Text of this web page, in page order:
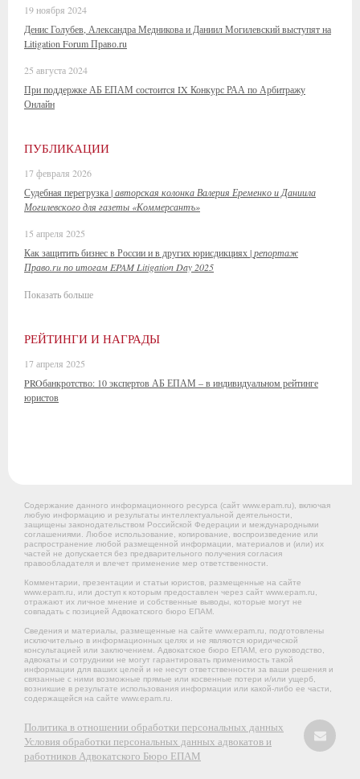
19 ноября 2024
Денис Голубев, Александра Медникова и Даниил Могилевский выступят на
Litigation Forum Право.ru
25 августа 2024
При поддержке АБ ЕПАМ состоится IX Конкурс РАА по Арбитражу
Онлайн
ПУБЛИКАЦИИ
17 февраля 2026
Судебная перегрузка |авторская колонка Валерия Еременко и Даниила
Могилевского для газеты «Коммерсантъ»
15 апреля 2025
Как защитить бизнес в России и в других юрисдикциях |репортаж
Право.ru по итогам EPAM Litigation Day 2025
Показать больше
РЕЙТИНГИ И НАГРАДЫ
17 апреля 2025
PROбанкротство: 10 экспертов АБ ЕПАМ – в индивидуальном рейтинге
юристов
Содержание данного информационного ресурса (сайт www.epam.ru), включая
любую информацию и результаты интеллектуальной деятельности,
защищены законодательством Российской Федерации и международными
соглашениями. Любое использование, копирование, воспроизведение или
распространение любой размещенной информации, материалов и (или) их
частей не допускается без предварительного получения согласия
правообладателя и влечет применение мер ответственности.
Комментарии, презентации и статьи юристов, размещенные на сайте
www.epam.ru, или доступ к которым предоставлен через сайт www.epam.ru,
отражают их личное мнение и собственные выводы, которые могут не
совпадать с позицией Адвокатского бюро ЕПАМ.
Сведения и материалы, размещенные на сайте www.epam.ru, подготовлены
исключительно в информационных целях и не являются юридической
консультацией или заключением. Адвокатское бюро ЕПАМ, его руководство,
адвокаты и сотрудники не могут гарантировать применимость такой
информации для ваших целей и не несут ответственности за ваши решения и
связанные с ними возможные прямые или косвенные потери и/или ущерб,
возникшие в результате использования информации или какой-либо ее части,
содержащейся на сайте www.epam.ru.
Политика в отношении обработки персональных данных
Условия обработки персональных данных адвокатов и
работников Адвокатского Бюро ЕПАМ